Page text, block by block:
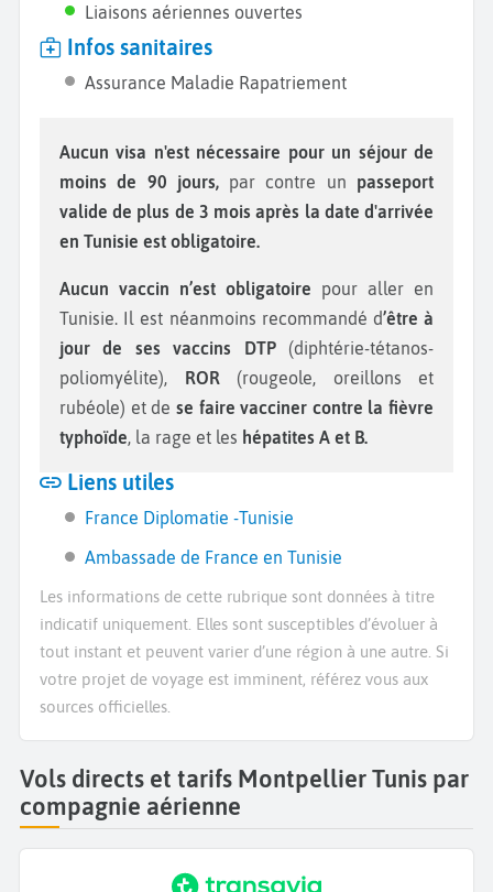
Liaisons aériennes ouvertes
Infos sanitaires
Assurance Maladie Rapatriement
Aucun visa n'est nécessaire pour un séjour de
moins de 90 jours, par contre un passeport
valide de plus de 3 mois après la date d'arrivée
en Tunisie est obligatoire.
Aucun vaccin n’est obligatoire pour aller en
Tunisie. Il est néanmoins recommandé d’être à
jour de ses vaccins DTP (diphtérie-tétanos-
poliomyélite), ROR (rougeole, oreillons et
rubéole) et de se faire vacciner contre la fièvre
typhoïde, la rage et les hépatites A et B.
Liens utiles
France Diplomatie -Tunisie
Ambassade de France en Tunisie
Les informations de cette rubrique sont données à titre
indicatif uniquement. Elles sont susceptibles d’évoluer à
tout instant et peuvent varier d’une région à une autre. Si
votre projet de voyage est imminent, référez vous aux
sources officielles.
Vols directs et tarifs Montpellier Tunis par
compagnie aérienne